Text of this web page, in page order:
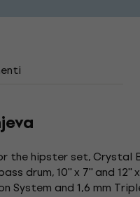
the hipster set, Crystal
drum, 10'' x 7'' and 12''
System and 1,6 mm